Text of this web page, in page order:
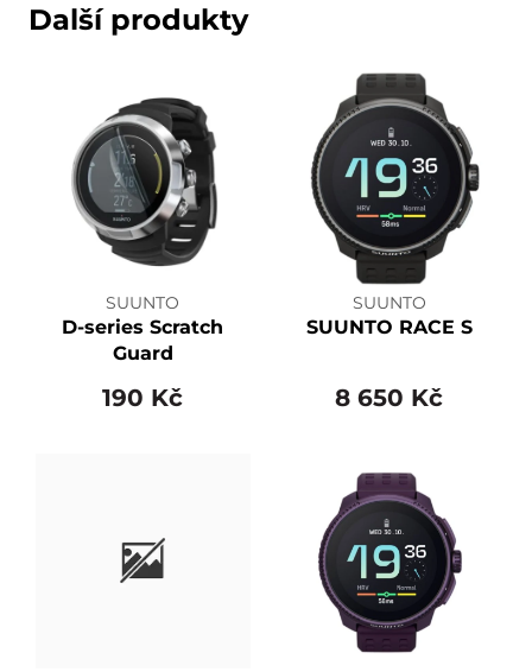
Další produkty
SUUNTO
D-series Scratch
Guard
190 Kč
SUUNTO
SUUNTO RACE S
8 650 Kč